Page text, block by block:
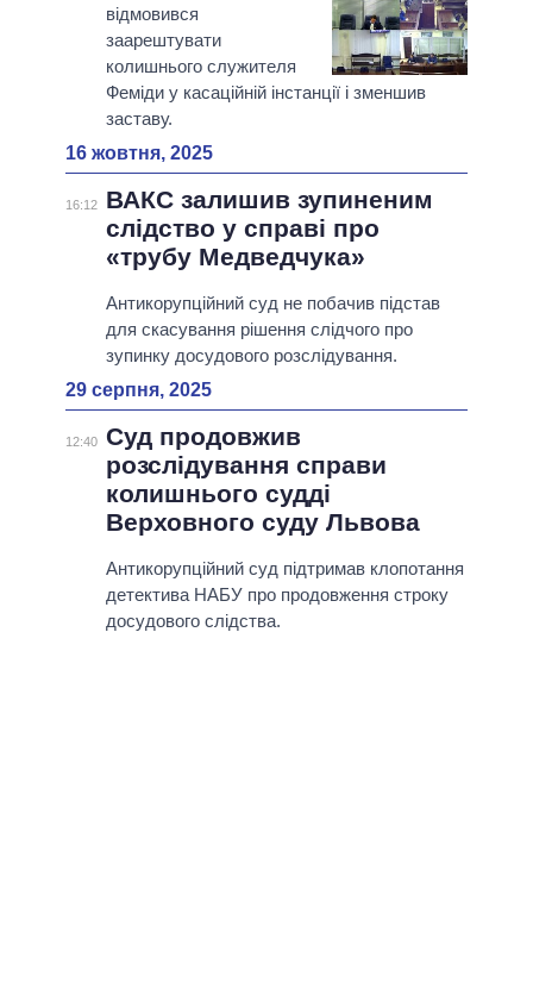
відмовився
заарештувати
колишнього служителя
Феміди у касаційній інстанції і зменшив
заставу.
16 жовтня, 2025
16:12
ВАКС залишив зупиненим
слідство у справі про
«трубу Медведчука»
Антикорупційний суд не побачив підстав
для скасування рішення слідчого про
зупинку досудового розслідування.
29 серпня, 2025
12:40 Суд продовжив
розслідування справи
колишнього судді
Верховного суду Львова
Антикорупційний суд підтримав клопотання
детектива НАБУ про продовження строку
досудового слідства.